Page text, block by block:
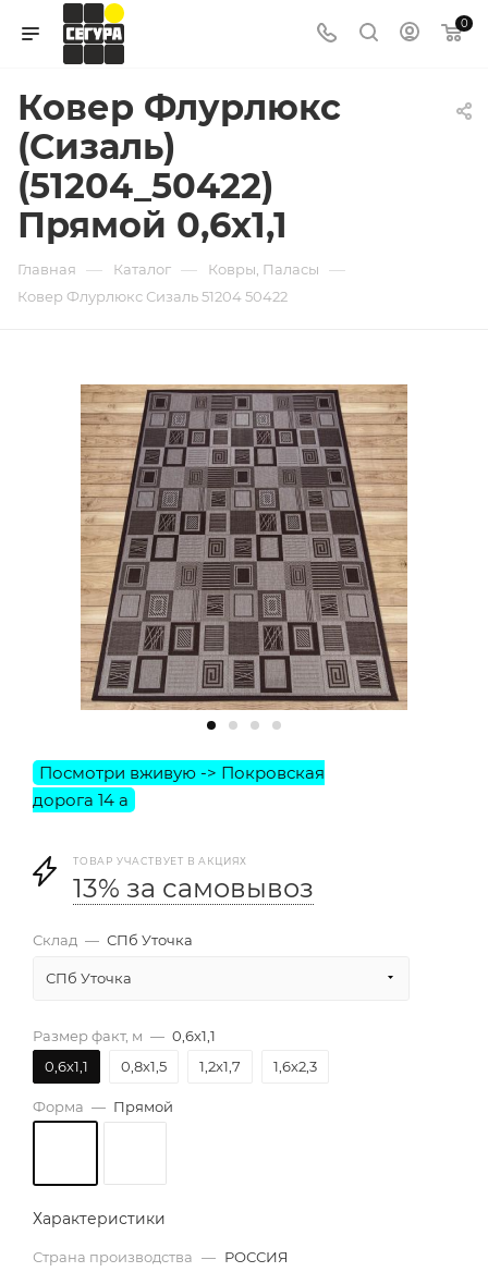
0
Ковер Флурлюкс
(Сизаль)
(51204_50422)
Прямой 0,6х1,1
Главная — Каталог — Ковры, Паласы —
Ковер Флурлюкс Сизаль 51204 50422
ТОВАР УЧАСТВУЕТ В АКЦИЯХ
13% за самовывоз
Склад — СПб Уточка
СПб Уточка
Размер факт, м — 0,6х1,1
0,6х1,1
0,8х1,5 1,2х1,7 1,6х2,3
Форма — Прямой
Характеристики
Страна производства — РОССИЯ